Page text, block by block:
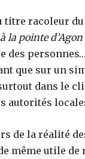
titre racoleur
la pointe d’Agon
que sur un
dans le
autorités
de la réalité
même utile